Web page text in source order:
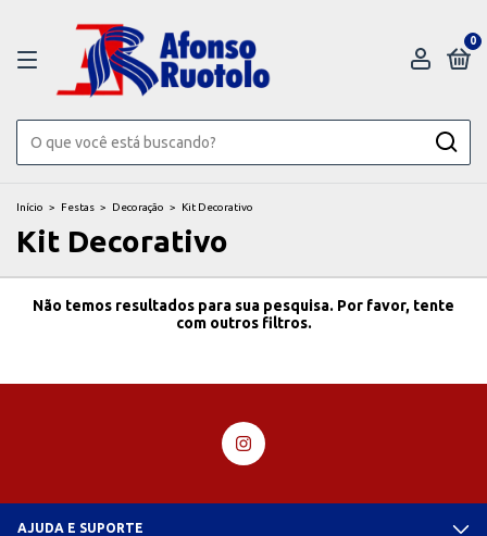
0
Início > Festas > Decoração > Kit Decorativo
Kit Decorativo
Não temos resultados para sua pesquisa. Por favor, tente
com outros filtros.
AJUDA E SUPORTE